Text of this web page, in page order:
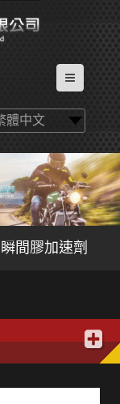
間膠加速劑